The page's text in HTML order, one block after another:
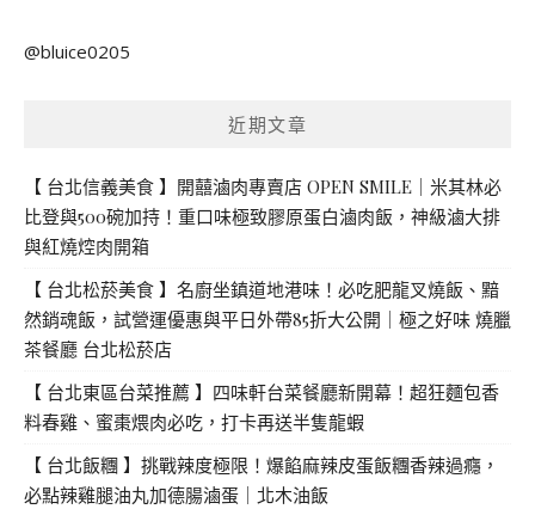
鍵
@bluice0205
近期文章
【 台北信義美食 】開囍滷肉專賣店 OPEN SMILE｜米其林必
比登與500碗加持！重口味極致膠原蛋白滷肉飯，神級滷大排
與紅燒焢肉開箱
【 台北松菸美食 】名廚坐鎮道地港味！必吃肥龍叉燒飯、黯
然銷魂飯，試營運優惠與平日外帶85折大公開｜極之好味 燒臘
茶餐廳 台北松菸店
【 台北東區台菜推薦 】四味軒台菜餐廳新開幕！超狂麵包香
料春雞、蜜棗煨肉必吃，打卡再送半隻龍蝦
【 台北飯糰 】挑戰辣度極限！爆餡麻辣皮蛋飯糰香辣過癮，
必點辣雞腿油丸加德腸滷蛋｜北木油飯